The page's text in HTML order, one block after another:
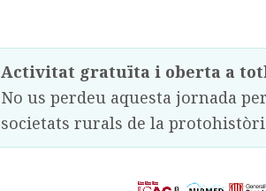
Activitat gratuïta i oberta a
No us perdeu aquesta jornada
societats rurals de la